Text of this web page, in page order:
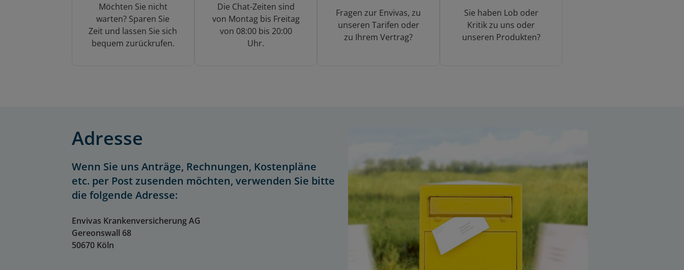
Möchten Sie nicht
warten? Sparen Sie
Zeit und lassen Sie sich
bequem zurückrufen.
Die Chat-Zeiten sind
von Montag bis Freitag
von 08:00 bis 20:00
Uhr.
Fragen zur Envivas, zu
unseren Tarifen oder
zu Ihrem Vertrag?
Sie haben Lob oder
Kritik zu uns oder
unseren Produkten?
Adresse
Wenn Sie uns Anträge, Rechnungen, Kostenpläne
etc. per Post zusenden möchten, verwenden Sie bitte
die folgende Adresse:
Envivas Krankenversicherung AG
Gereonswall 68
50670 Köln